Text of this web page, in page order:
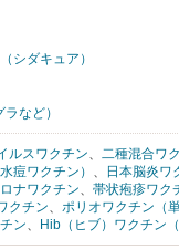
シダキュア）
など）
ルスワクチン、 二種混合ワ
痘ワクチン） 、 日本脳炎ワ
ナワクチン、 帯状疱疹ワク
クチン、 ポリオワクチン（単
ン、 Hib（ヒブ）ワクチン（